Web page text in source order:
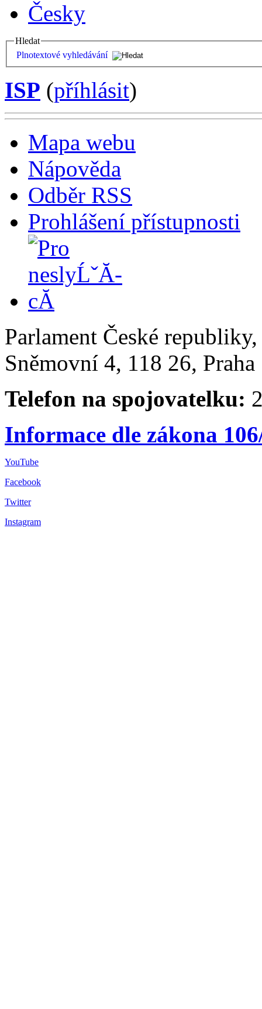
Česky
Hledat
Plnotextové vyhledávání
ISP (příhlásit)
Mapa webu
Nápověda
Odběr RSS
Prohlášení přístupnosti
Parlament České
Sněmovní 4, 118 26,
Telefon na spojovatelku:
Informace dle zákona
YouTube
Facebook
Twitter
Instagram